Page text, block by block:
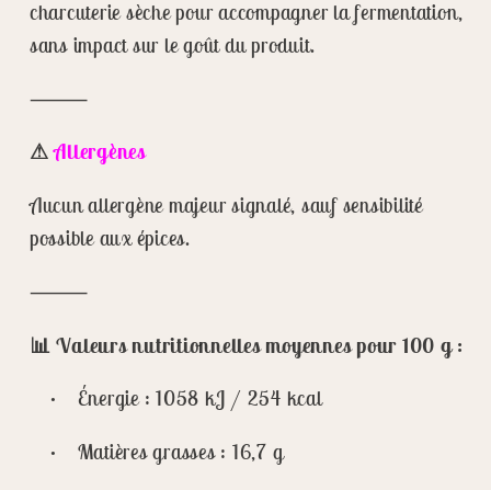
charcuterie sèche pour accompagner la fermentation,
sans impact sur le goût du produit.
⸻
⚠Allergènes
Aucun allergène majeur signalé, sauf sensibilité
possible aux épices.
⸻
📊 Valeurs nutritionnelles moyennes pour 100 g :
• Énergie : 1058 kJ / 254 kcal
• Matières grasses : 16,7 g